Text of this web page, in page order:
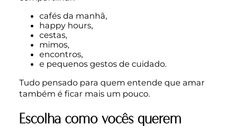
cafés da manhã,
happy hours,
cestas,
mimos,
encontros,
e pequenos gestos de cuidado.
Tudo pensado para quem entende que amar
também é ficar mais um pouco.
Escolha como vocês querem